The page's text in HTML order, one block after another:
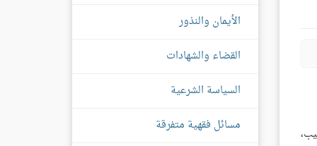
الأيمان والنذور
القضاء والشهادات
السياسة الشرعية
مسائل فقهية متفرقة